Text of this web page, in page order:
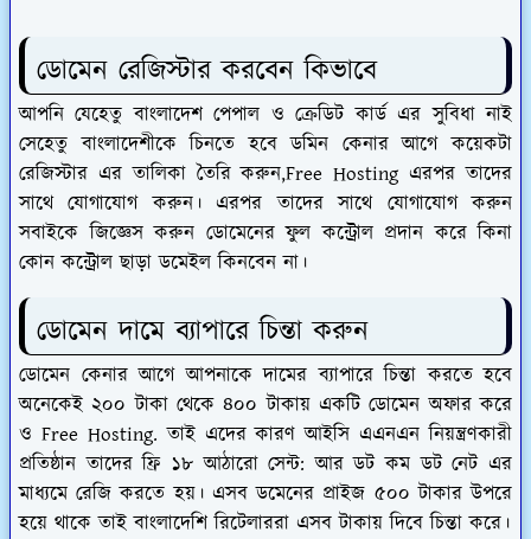
ডোমেন রেজিস্টার করবেন কিভাবে
আপনি যেহেতু বাংলাদেশ পেপাল ও ক্রেডিট কার্ড এর সুবিধা নাই
সেহেতু বাংলাদেশীকে চিনতে হবে ডমিন কেনার আগে কয়েকটা
রেজিস্টার এর তালিকা তৈরি করুন,Free Hosting এরপর তাদের
সাথে যোগাযোগ করুন। এরপর তাদের সাথে যোগাযোগ করুন
সবাইকে জিজ্ঞেস করুন ডোমেনের ফুল কন্ট্রোল প্রদান করে কিনা
কোন কন্ট্রোল ছাড়া ডমেইল কিনবেন না।
ডোমেন দামে ব্যাপারে চিন্তা করুন
ডোমেন কেনার আগে আপনাকে দামের ব্যাপারে চিন্তা করতে হবে
অনেকেই ২০০ টাকা থেকে ৪০০ টাকায় একটি ডোমেন অফার করে
ও Free Hosting. তাই এদের কারণ আইসি এএনএন নিয়ন্ত্রণকারী
প্রতিষ্ঠান তাদের ফ্রি ১৮ আঠারো সেন্ট: আর ডট কম ডট নেট এর
মাধ্যমে রেজি করতে হয়। এসব ডমেনের প্রাইজ ৫০০ টাকার উপরে
হয়ে থাকে তাই বাংলাদেশি রিটেলাররা এসব টাকায় দিবে চিন্তা করে।